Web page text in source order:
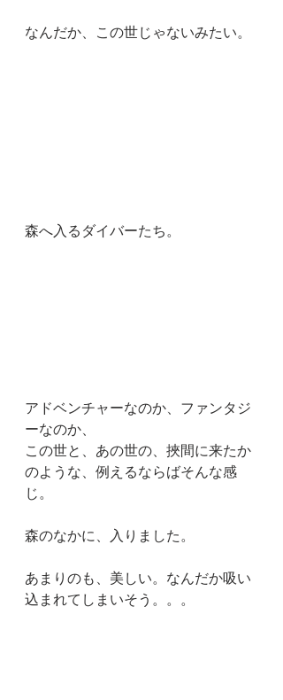
なんだか、この世じゃないみたい。
森へ入るダイバーたち。
アドベンチャーなのか、ファンタジ
ーなのか、
この世と、あの世の、挾間に来たか
のような、例えるならばそんな感
じ。
森のなかに、入りました。
あまりのも、美しい。なんだか吸い
込まれてしまいそう。。。